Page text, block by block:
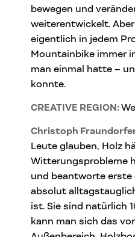
bewegen und
weiterentwickelt.
eigentlich in jedem
Mountainbike immer
man einmal hatte –
konnte.
CREATIVE REGION:
Christoph
Leute glauben, Holz
Witterungsprobleme
und beantworte erste
absolut
ist. Sie sind natürlich
kann man sich das